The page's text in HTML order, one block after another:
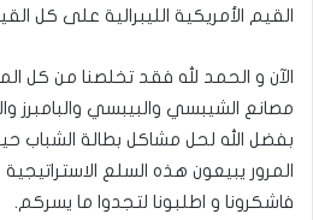
القيم الأمريكية الليبرالية على كل
الآن و الحمد لله فقد تخلصنا من كل
مصانع الشيبسي والبيبسي والبامبرز
بفضل الله لحل مشاكل بطالة الشباب
المرور يبيعون هذه السلع
فاشكرونا و اطلبونا لتجدوا ما يسركم.